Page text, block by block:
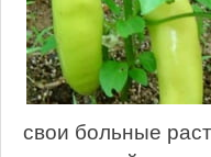
свои больные